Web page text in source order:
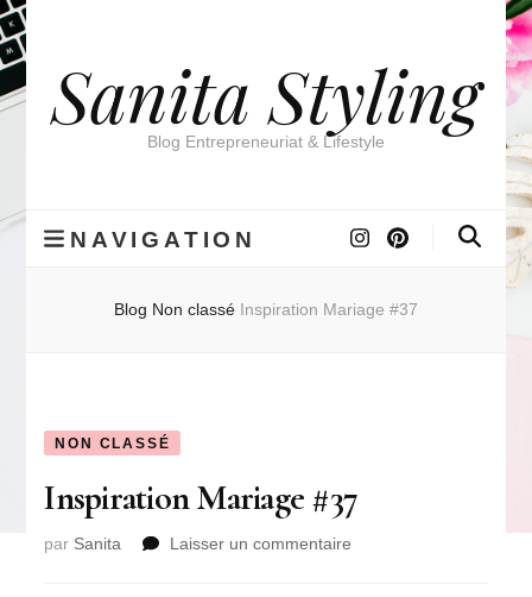
Sanita Styling
Blog Entrepreneuriat & Lifestyle
NAVIGATION
Blog Non classé Inspiration Mariage #37
NON CLASSÉ
Inspiration Mariage #37
par Sanita Laisser un commentaire